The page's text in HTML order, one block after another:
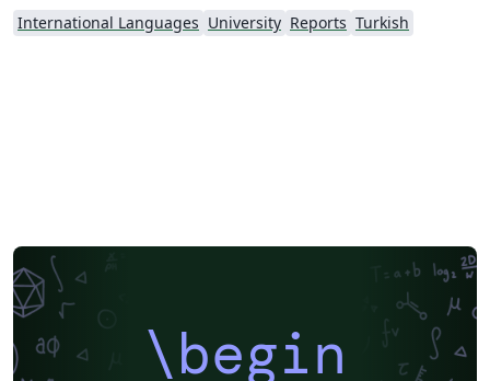
International Languages University Reports Turkish
\begin